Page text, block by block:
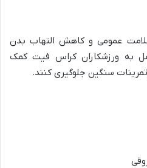
امگا ۳ برای سلامت عمومی و کاهش التهاب بدن
به ورزشکاران کراس فیت کمک
سنگین جلوگیری کنند.